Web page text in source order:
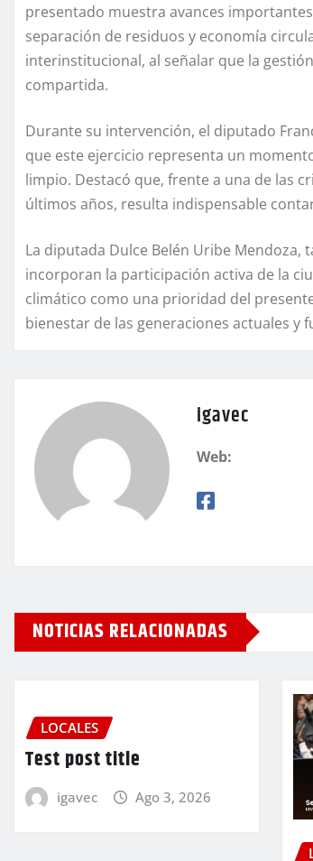
presentado muestra avances
separación de residuos y economía
interinstitucional, al señalar que la
compartida.
Durante su intervención, el diputado
que este ejercicio representa un
limpio. Destacó que, frente a una de las
últimos años, resulta indispensable
La diputada Dulce Belén Uribe
incorporan la participación activa de la
climático como una prioridad del
bienestar de las generaciones actuales y
igavec
Web:
NOTICIAS RELACIONADAS
LOCALES
Test post title
igavec Ago 3, 2026